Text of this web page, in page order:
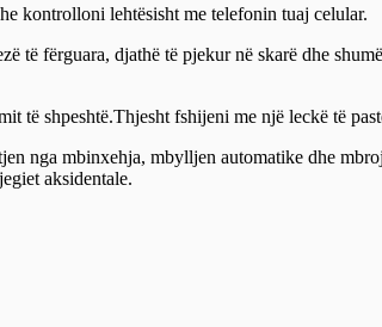
kontrolloni lehtësisht me telefonin tuaj celular.
të fërguara, djathë të pjekur në skarë dhe
të shpeshtë.Thjesht fshijeni me një leckë të
nga mbinxehja, mbylljen automatike dhe
aksidentale.